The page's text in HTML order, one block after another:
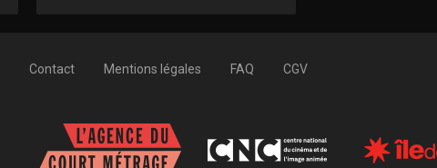
Contact Mentions légales FAQ CGV